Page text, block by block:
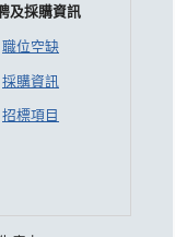
及採購資訊
職位空缺
採購資訊
招標項目